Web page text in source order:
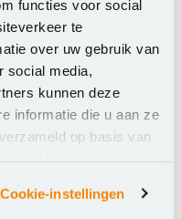
functies voor social
te
over uw gebruik van
social media,
kunnen deze
informatie die u aan ze
op basis van
Cookie-instellingen
in de dagelijkse
een
ontvanger sturen,
BCC.
informatie. Dit